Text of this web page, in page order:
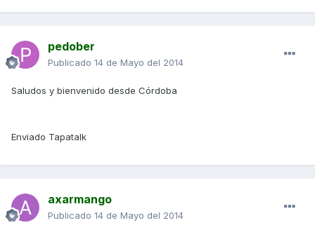
pedober
Publicado 14 de Mayo del 2014
Saludos y bienvenido desde Córdoba
Enviado Tapatalk
axarmango
Publicado 14 de Mayo del 2014